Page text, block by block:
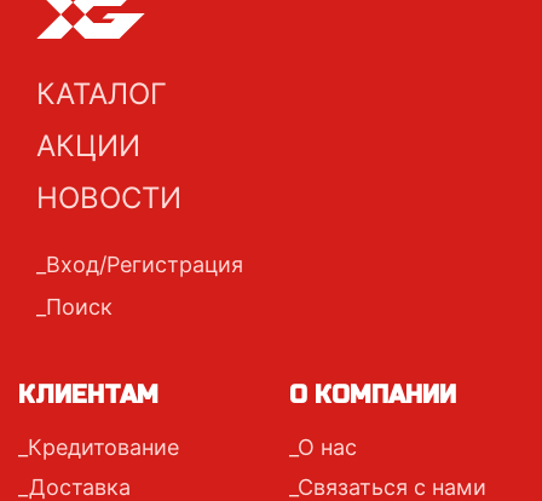
КАТАЛОГ
АКЦИИ
НОВОСТИ
Вход/Регистрация
Поиск
КЛИЕНТАМ
Кредитование
Доставка
О КОМПАНИИ
О нас
Связаться с нами